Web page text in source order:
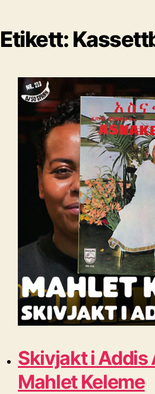
Etikett:
Skivjakt i Addis
Mahlet Keleme